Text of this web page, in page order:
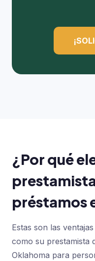
¿Por qué
préstamos
Estas son las
como su prestamista
Oklahoma para